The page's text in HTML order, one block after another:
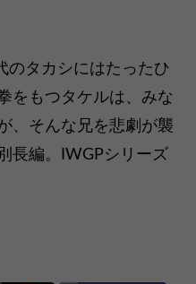
のタカシにはたったひ
をもつタケルは、みな
、そんな兄を悲劇が襲
長編。IWGPシリーズ